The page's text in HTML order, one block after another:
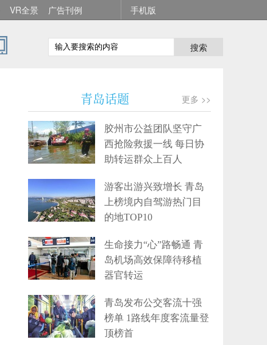
VR全景 广告刊例 手机版
搜索
青岛话题 更多 >>
胶州市公益团队坚守广
西抢险救援一线 每日协
助转运群众上百人
游客出游兴致增长 青岛
上榜境内自驾游热门目
的地TOP10
生命接力“心”路畅通 青
岛机场高效保障待移植
器官转运
青岛发布公交客流十强
榜单 1路线年度客流量登
顶榜首